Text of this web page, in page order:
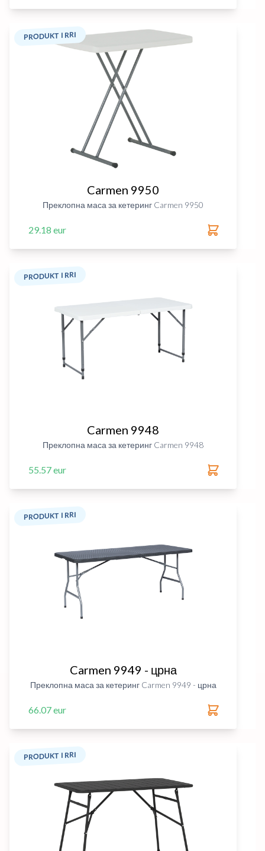
PRODUKT I RRI
Carmen 9950
Преклопна маса за кетеринг Carmen 9950
29.18 eur
PRODUKT I RRI
Carmen 9948
Преклопна маса за кетеринг Carmen 9948
55.57 eur
PRODUKT I RRI
Carmen 9949 - црна
Преклопна маса за кетеринг Carmen 9949 - црна
66.07 eur
PRODUKT I RRI